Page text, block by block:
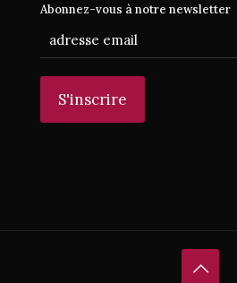
Abonnez-vous à notre newsletter